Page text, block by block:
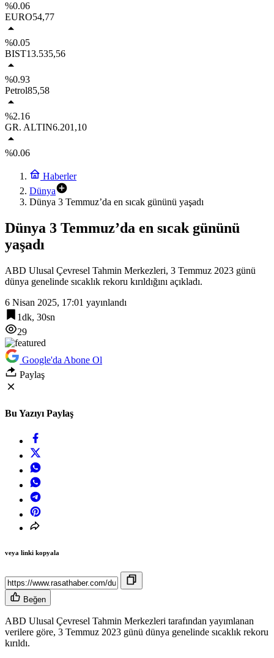
%0.06
EURO54,77
%0.05
BIST13.535,56
%0.93
Petrol85,58
%2.16
GR. ALTIN6.201,10
%0.06
Haberler
Dünya
Dünya 3 Temmuz’da en sıcak gününü yaşadı
Dünya 3 Temmuz’da en sıcak gününü
yaşadı
ABD Ulusal Çevresel Tahmin Merkezleri, 3 Temmuz 2023 günü
dünya genelinde sıcaklık rekoru kırıldığını açıkladı.
6 Nisan 2025, 17:01 yayınlandı
1dk, 30sn
29
Google'da Abone Ol
Paylaş
Bu Yazıyı Paylaş
veya linki kopyala
Beğen
ABD Ulusal Çevresel Tahmin Merkezleri tarafından yayımlanan
verilere göre, 3 Temmuz 2023 günü dünya genelinde sıcaklık rekoru
kırıldı.